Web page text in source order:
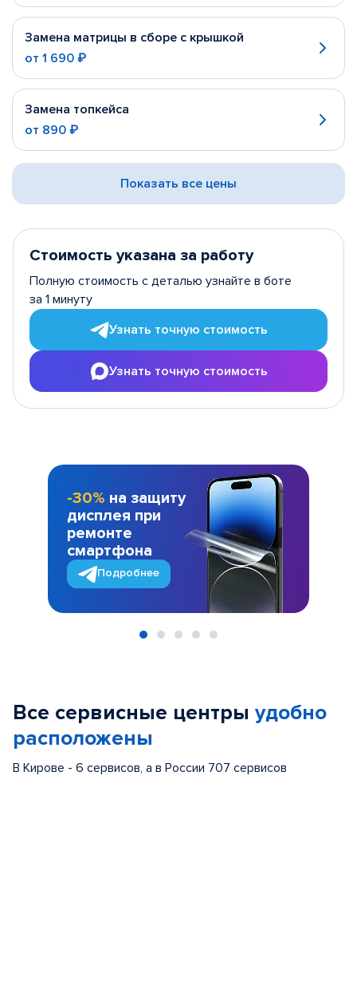
Замена матрицы в сборе с крышкой
от 1 690 ₽
Замена топкейса
от 890 ₽
Показать все цены
Стоимость указана за работу
Полную стоимость с деталью узнайте в боте
за 1 минуту
Узнать точную стоимость
Узнать точную стоимость
-30% на защиту
дисплея при
ремонте
смартфона
Подробнее
Все сервисные центры удобно
расположены
В Кирове - 6 сервисов, а в России 707 сервисов